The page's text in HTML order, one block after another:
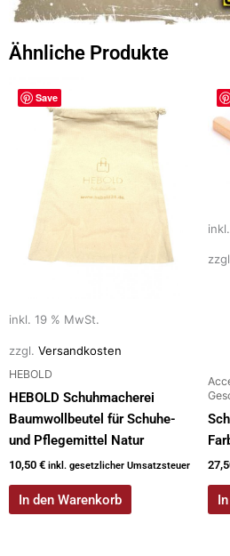
Ähnliche Produkte
Save
inkl. 19 % MwSt.
zzgl. Versandkosten
HEBOLD
HEBOLD Schuhmacherei
Baumwollbeutel für Schuhe-
und Pflegemittel Natur
10,50 € inkl. gesetzlicher Umsatzsteuer
In den Warenkorb